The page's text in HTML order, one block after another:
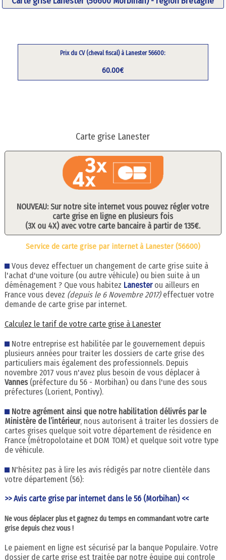
Prix du CV (cheval fiscal) à Lanester 56600:
60.00€
Carte grise Lanester
NOUVEAU: Sur notre site internet vous pouvez régler votre
carte grise en ligne en plusieurs fois
(3X ou 4X) avec votre carte bancaire à partir de 135€.
Service de carte grise par internet à Lanester (56600)
Vous devez effectuer un changement de carte grise suite à
l'achat d'une voiture (ou autre véhicule) ou bien suite à un
déménagement ? Que vous habitez Lanester ou ailleurs en
France vous devez (depuis le 6 Novembre 2017)effectuer votre
demande de carte grise par internet.
Calculez le tarif de votre carte grise à Lanester
Notre entreprise est habilitée par le gouvernement depuis
plusieurs années pour traiter les dossiers de carte grise des
particuliers mais également des professionnels. Depuis
novembre 2017 vous n'avez plus besoin de vous déplacer à
Vannes(préfecture du 56 - Morbihan) ou dans l'une des sous
préfectures (Lorient, Pontivy).
Notre agrément ainsi que notre habilitation délivrés par le
Ministère de l’intérieur, nous autorisent à traiter les dossiers de
cartes grises quelque soit votre département de résidence en
France (métropolotaine et DOM TOM) et quelque soit votre type
de véhicule.
N'hésitez pas à lire les avis rédigés par notre clientèle dans
votre département (56):
>> Avis carte grise par internet dans le 56 (Morbihan) <<
Ne vous déplacer plus et gagnez du temps en commandant votre carte
grise depuis chez vous !
Le paiement en ligne est sécurisé par la banque Populaire. Votre
dossier de carte grise est traitée par notre équipe qui controle